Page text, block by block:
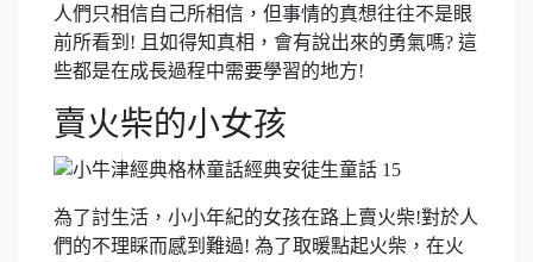
人們只相信自己所相信，但事情的真想往往不是眼
前所看到! 且如得知真相，會有說出來的勇氣嗎? 這
些都是在成長過程中需要學習的地方!
賣火柴的小女孩
為了討生活，小小年紀的女孩在路上賣火柴!對於人
們的不理睬而感到難過! 為了取暖點起火柴，在火